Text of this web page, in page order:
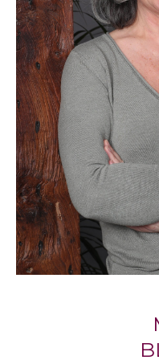
compte de vos
Propriétaires,
proposent
locative pour
sereinement dans la
bien.
Notre
humain
Respect, écoute,
définissent la façon
accompagne
Marie Blayez,